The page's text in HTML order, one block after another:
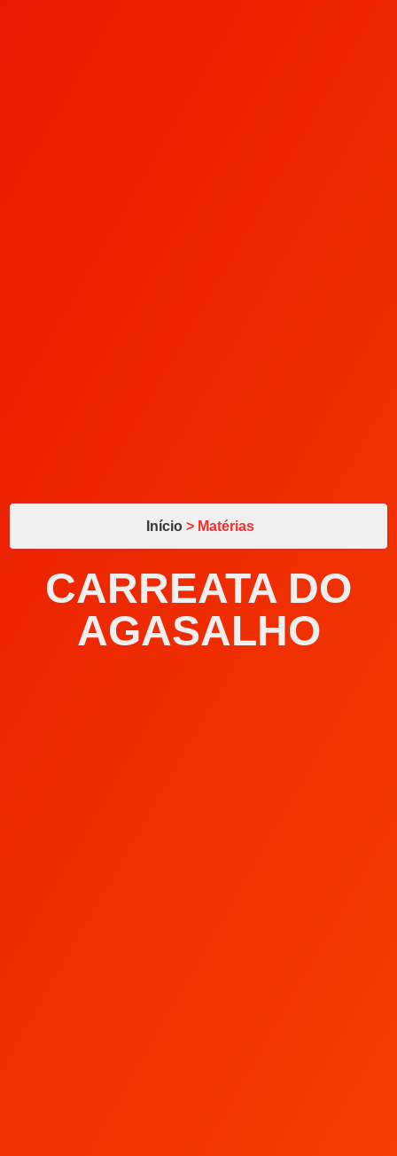
Início > Matérias
CARREATA DO
AGASALHO